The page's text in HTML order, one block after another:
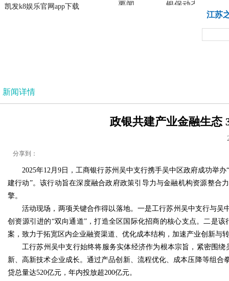
凯发k8娱乐官网app下载
凯发k8娱乐官网app下载
要闻 银保动态
江苏
新闻详情
政银共建产业金融生态
分享到：
2025年12月9日，工商银行苏州吴中支行携手吴中区政府成功举
建行动”。该行动旨在深度融合政府政策引导力与金融机构资源整合
擎。
活动现场，两项关键合作得以落地。一是工行苏州吴中支行与
创资源引进的“双向通道”，打造全区国际化招商的核心支点。二是
案，致力于拓宽区内企业融资渠道、优化成本结构，加速产业创新与
工行苏州吴中支行始终将服务实体经济作为根本宗旨，紧密围
新、高新技术企业成长。通过产品创新、流程优化、成本压降等组
贷总量达520亿元，年内投放超200亿元。